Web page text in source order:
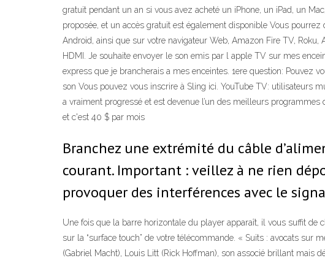
gratuit pendant un an si vous avez acheté un iPhone, un iPad, un
proposée, et un accès gratuit est également disponible Vous
Android, ainsi que sur votre navigateur Web, Amazon Fire TV,
HDMI. Je souhaite envoyer le son emis par l apple TV sur mes
express que je brancherais a mes enceintes. 1ere question:
son Vous pouvez vous inscrire à Sling ici. YouTube TV: utilisateurs
a vraiment progressé et est devenue l’un des meilleurs
et c'est 40 $ par mois
Branchez une extrémité du câble
courant. Important : veillez à ne rien
provoquer des interférences avec le
Une fois que la barre horizontale du player apparaît, il vous suffit
sur la “surface touch” de votre télécommande. ‎« Suits : avocats sur
(Gabriel Macht), Louis Litt (Rick Hoffman), son associé brillant mais